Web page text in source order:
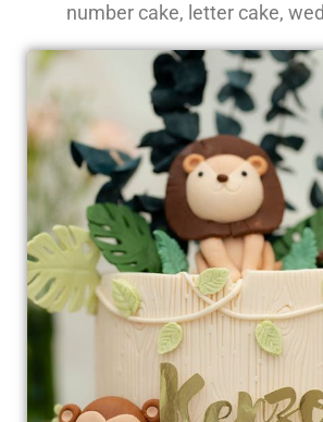
number cake, letter cake,